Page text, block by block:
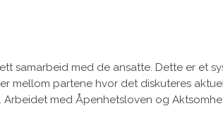
samarbeid med de ansatte. Dette er et
mellom partene hvor det diskuteres
Arbeidet med Åpenhetsloven og